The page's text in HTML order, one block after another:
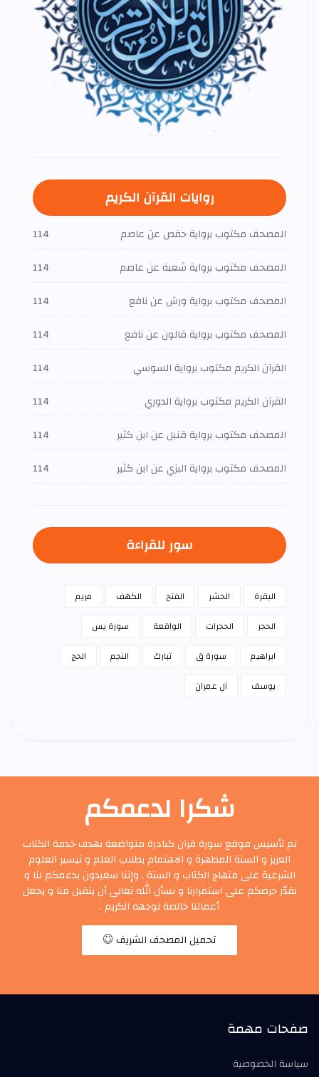
روايات القرآن الكريم
المصحف مكتوب برواية حفص عن عاصم
114
المصحف مكتوب برواية شعبة عن عاصم
114
المصحف مكتوب برواية ورش عن نافع
114
المصحف مكتوب برواية قالون عن نافع
114
القرآن الكريم مكتوب برواية السوسي
114
القرآن الكريم مكتوب برواية الدوري
114
المصحف مكتوب برواية قنبل عن ابن كثير
114
المصحف مكتوب برواية البزي عن ابن كثير
114
سور للقراءة
البقرة الحشر الفتح الكهف
مريم
الحجر
الحجرات الواقعة
سورة يس
ابراهيم
سورة ق تبارك النجم
الحج
يوسف
آل عمران
شكرا لدعمكم
تم تأسيس موقع سورة قرآن كبادرة متواضعة بهدف خدمة الكتاب
العزيز و السنة المطهرة و الاهتمام بطلاب العلم و تيسير العلوم
الشرعية على منهاج الكتاب و السنة , وإننا سعيدون بدعمكم لنا و
نقدّر حرصكم على استمرارنا و نسأل الله تعالى أن يتقبل منا و يجعل
أعمالنا خالصة لوجهه الكريم .
تحميل المصحف الشريف
صفحات مهمة
سياسة الخصوصية